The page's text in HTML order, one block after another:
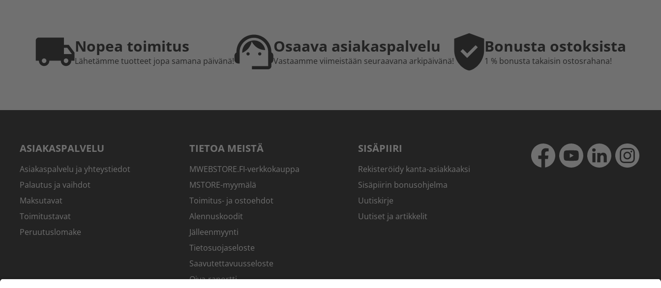
Nopea toimitus
Lähetämme tuotteet jopa samana päivänä!
Osaava asiakaspalvelu
Vastaamme viimeistään seuraavana arkipäivänä!
Bonusta ostoksista
1 % bonusta takaisin ostosrahana!
ASIAKASPALVELU
Asiakaspalvelu ja yhteystiedot
Palautus ja vaihdot
Maksutavat
Toimitustavat
Peruutuslomake
TIETOA MEISTÄ
MWEBSTORE.FI-verkkokauppa
MSTORE-myymälä
Toimitus- ja ostoehdot
Alennuskoodit
Jälleenmyynti
Tietosuojaseloste
Saavutettavuusseloste
Oiva-raportti
SISÄPIIRI
Rekisteröidy kanta-asiakkaaksi
Sisäpiirin bonusohjelma
Uutiskirje
Uutiset ja artikkelit